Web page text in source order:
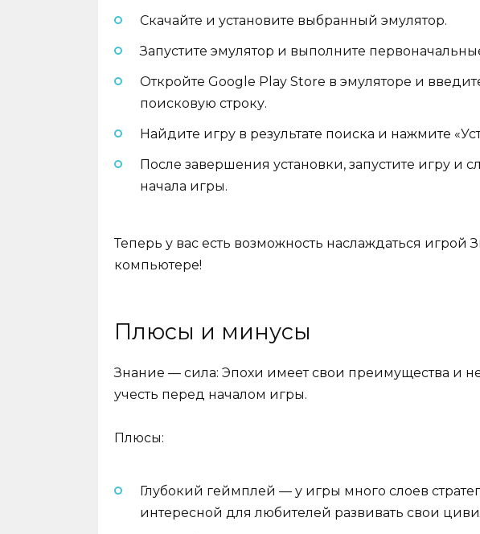
Скачайте и установите выбранный эмулятор.
Запустите эмулятор и выполните
Откройте Google Play Store в эмуляторе и
поисковую строку.
Найдите игру в результате поиска и нажмите
После завершения установки, запустите игру и
начала игры.
Теперь у вас есть возможность наслаждаться
компьютере!
Плюсы и минусы
Знание — сила: Эпохи имеет свои преимущества и
учесть перед началом игры.
Плюсы:
Глубокий геймплей — у игры много слоев
интересной для любителей развивать свои